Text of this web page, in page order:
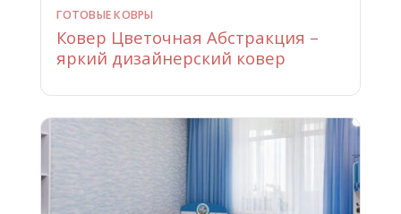
ГОТОВЫЕ КОВРЫ
Ковер Цветочная Абстракция –
яркий дизайнерский ковер